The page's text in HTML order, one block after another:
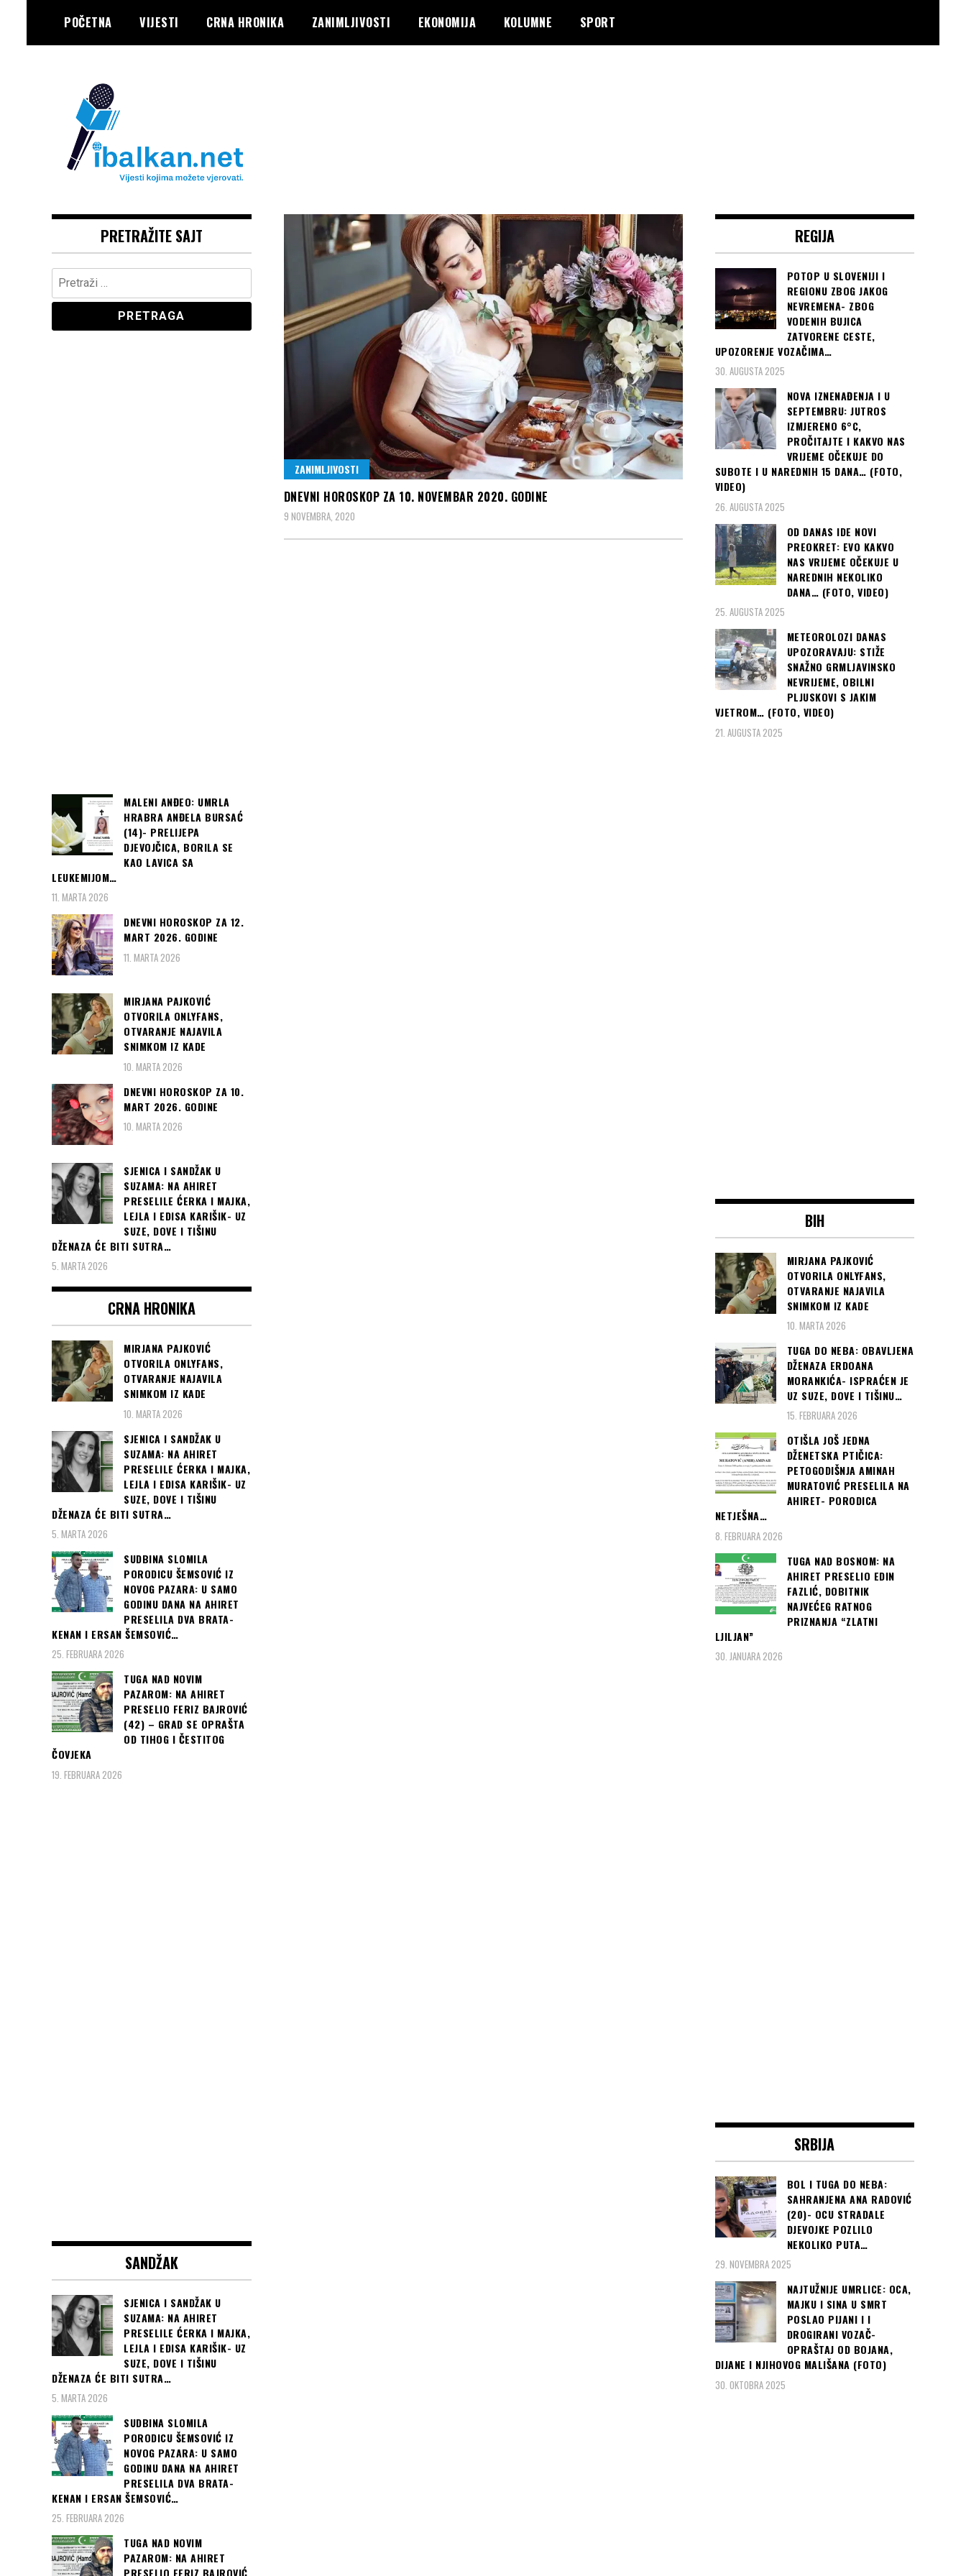
content
POČETNA VIJESTI CRNA HRONIKA ZANIMLJIVOSTI EKONOMIJA KOLUMNE SPORT
IBALKAN
ZANIMLJIVOSTI
DNEVNI HOROSKOP ZA 10. NOVEMBAR 2020. GODINE
9 NOVEMBRA, 2020
PRETRAŽITE SAJT
Pretraga:
MALENI ANĐEO: UMRLA
HRABRA ANĐELA BURSAĆ
(14)- PRELIJEPA
DJEVOJČICA, BORILA SE
KAO LAVICA SA
LEUKEMIJOM…
11. MARTA 2026
DNEVNI HOROSKOP ZA 12.
MART 2026. GODINE
11. MARTA 2026
MIRJANA PAJKOVIĆ
OTVORILA ONLYFANS,
OTVARANJE NAJAVILA
SNIMKOM IZ KADE
10. MARTA 2026
DNEVNI HOROSKOP ZA 10.
MART 2026. GODINE
10. MARTA 2026
SJENICA I SANDŽAK U
SUZAMA: NA AHIRET
PRESELILE ĆERKA I MAJKA,
LEJLA I EDISA KARIŠIK- UZ
SUZE, DOVE I TIŠINU
DŽENAZA ĆE BITI SUTRA…
5. MARTA 2026
CRNA HRONIKA
MIRJANA PAJKOVIĆ
OTVORILA ONLYFANS,
OTVARANJE NAJAVILA
SNIMKOM IZ KADE
10. MARTA 2026
SJENICA I SANDŽAK U
SUZAMA: NA AHIRET
PRESELILE ĆERKA I MAJKA,
LEJLA I EDISA KARIŠIK- UZ
SUZE, DOVE I TIŠINU
DŽENAZA ĆE BITI SUTRA…
5. MARTA 2026
SUDBINA SLOMILA
PORODICU ŠEMSOVIĆ IZ
NOVOG PAZARA: U SAMO
GODINU DANA NA AHIRET
PRESELILA DVA BRATA-
KENAN I ERSAN ŠEMSOVIĆ…
25. FEBRUARA 2026
TUGA NAD NOVIM
PAZAROM: NA AHIRET
PRESELIO FERIZ BAJROVIĆ
(42) – GRAD SE OPRAŠTA
OD TIHOG I ČESTITOG
ČOVJEKA
19. FEBRUARA 2026
SANDŽAK
SJENICA I SANDŽAK U
SUZAMA: NA AHIRET
PRESELILE ĆERKA I MAJKA,
LEJLA I EDISA KARIŠIK- UZ
SUZE, DOVE I TIŠINU
DŽENAZA ĆE BITI SUTRA…
5. MARTA 2026
SUDBINA SLOMILA
PORODICU ŠEMSOVIĆ IZ
NOVOG PAZARA: U SAMO
GODINU DANA NA AHIRET
PRESELILA DVA BRATA-
KENAN I ERSAN ŠEMSOVIĆ…
25. FEBRUARA 2026
TUGA NAD NOVIM
PAZAROM: NA AHIRET
REGIJA
POTOP U SLOVENIJI I
REGIONU ZBOG JAKOG
NEVREMENA- ZBOG
VODENIH BUJICA
ZATVORENE CESTE,
UPOZORENJE VOZAČIMA…
30. AUGUSTA 2025
NOVA IZNENAĐENJA I U
SEPTEMBRU: JUTROS
IZMJERENO 6°C,
PROČITAJTE I KAKVO NAS
VRIJEME OČEKUJE DO
SUBOTE I U NAREDNIH 15 DANA… (FOTO,
VIDEO)
26. AUGUSTA 2025
OD DANAS IDE NOVI
PREOKRET: EVO KAKVO
NAS VRIJEME OČEKUJE U
NAREDNIH NEKOLIKO
DANA… (FOTO, VIDEO)
25. AUGUSTA 2025
METEOROLOZI DANAS
UPOZORAVAJU: STIŽE
SNAŽNO GRMLJAVINSKO
NEVRIJEME, OBILNI
PLJUSKOVI S JAKIM
VJETROM… (FOTO, VIDEO)
21. AUGUSTA 2025
BIH
MIRJANA PAJKOVIĆ
OTVORILA ONLYFANS,
OTVARANJE NAJAVILA
SNIMKOM IZ KADE
10. MARTA 2026
TUGA DO NEBA: OBAVLJENA
DŽENAZA ERDOANA
MORANKIĆA- ISPRAĆEN JE
UZ SUZE, DOVE I TIŠINU…
15. FEBRUARA 2026
OTIŠLA JOŠ JEDNA
DŽENETSKA PTIČICA:
PETOGODIŠNJA AMINAH
MURATOVIĆ PRESELILA NA
AHIRET- PORODICA
NETJEŠNA…
8. FEBRUARA 2026
TUGA NAD BOSNOM: NA
AHIRET PRESELIO EDIN
FAZLIĆ, DOBITNIK
NAJVEĆEG RATNOG
PRIZNANJA “ZLATNI
LJILJAN”
30. JANUARA 2026
SRBIJA
BOL I TUGA DO NEBA:
SAHRANJENA ANA RADOVIĆ
(20)- OCU STRADALE
DJEVOJKE POZLILO
NEKOLIKO PUTA…
29. NOVEMBRA 2025
NAJTUŽNIJE UMRLICE: OCA,
MAJKU I SINA U SMRT
POSLAO PIJANI I I
DROGIRANI VOZAČ-
OPRAŠTAJ OD BOJANA,
DIJANE I NJIHOVOG MALIŠANA (FOTO)
30. OKTOBRA 2025